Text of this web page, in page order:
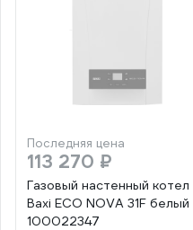
Последняя цена
113 270 ₽
Газовый настенный котел
Baxi ECO NOVA 31F белый
100022347